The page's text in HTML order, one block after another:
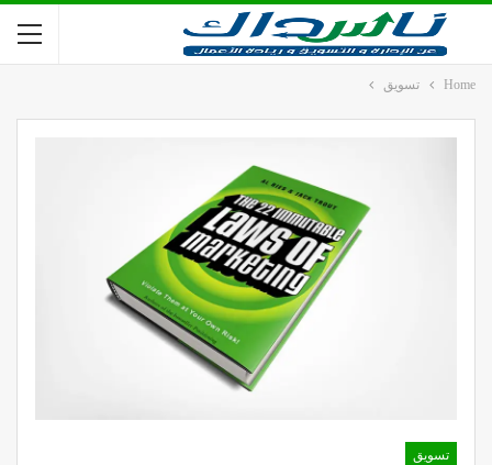
Home تسويق
تسويق